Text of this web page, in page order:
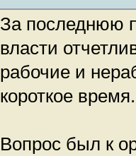
За последнюю
власти
рабочие и
короткое время.
Вопрос был к